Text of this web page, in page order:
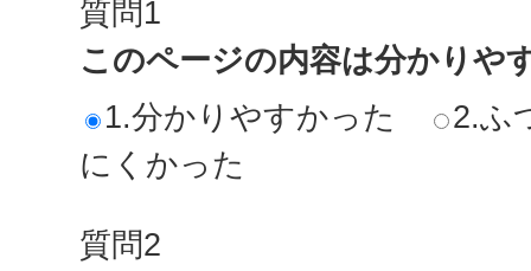
質問1
このページの内容は分かりや
1.分かりやすかった
2.ふ
にくかった
質問2